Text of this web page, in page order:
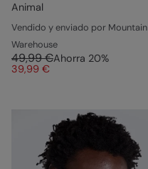
Animal
Vendido y enviado por Mountain
Warehouse
49,99 €Ahorra 20%
39,99 €